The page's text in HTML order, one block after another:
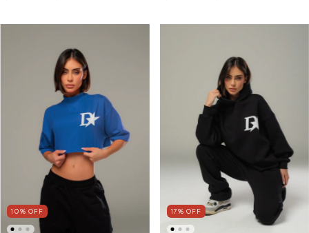
10% OFF 17% OFF